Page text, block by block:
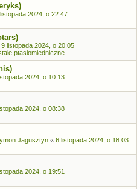
2024, o 22:47
9 listopada 2024, o 20:05
ptasiomiedniczne
2024, o 10:13
2024, o 08:38
Jagusztyn « 6 listopada 2024, o 18:03
2024, o 19:51